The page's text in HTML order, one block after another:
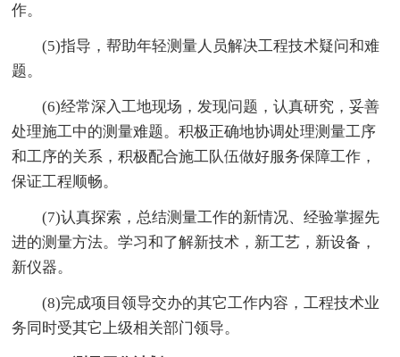
作。
(5)指导，帮助年轻测量人员解决工程技术疑问和难
题。
(6)经常深入工地现场，发现问题，认真研究，妥善
处理施工中的测量难题。积极正确地协调处理测量工序
和工序的关系，积极配合施工队伍做好服务保障工作，
保证工程顺畅。
(7)认真探索，总结测量工作的新情况、经验掌握先
进的测量方法。学习和了解新技术，新工艺，新设备，
新仪器。
(8)完成项目领导交办的其它工作内容，工程技术业
务同时受其它上级相关部门领导。